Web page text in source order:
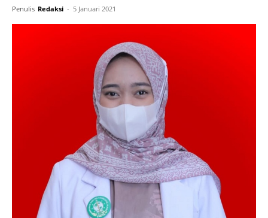
Penulis Redaksi - 5 Januari 2021